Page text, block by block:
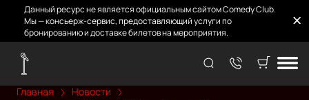
Данный ресурс не является официальным сайтом Comedy Club.
Мы — консьерж-сервис, предоставляющий услуги по
бронированию и доставке билетов на мероприятия.
Главная
Новости